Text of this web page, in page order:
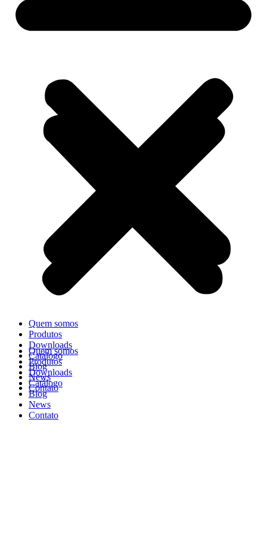
Quem somos
Produtos
Downloads
Catálogo
Blog
News
Contato
Quem somos
Produtos
Downloads
Catálogo
Blog
News
Contato